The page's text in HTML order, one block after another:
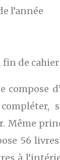
l’année
de cahier
compose
Même
56